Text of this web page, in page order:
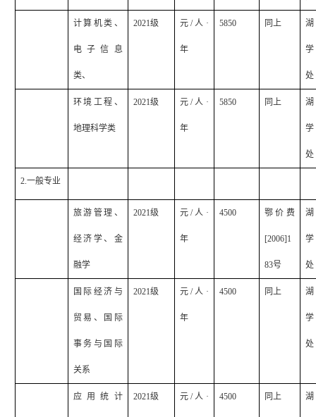
计算机类、
电子信息
类、
2021级 元/人·
年
5850 同上
处
环境工程、
地理科学类
2021级 元/人·
年
5850 同上
处
2.一般专业
旅游管理、
经济学、金
融学
2021级 元/人·
年
4500 鄂价费
[2006]1
83号 处
国际经济与
贸易、国际
事务与国际
关系
2021级 元/人·
年
4500 同上
处
应用统计 2021级 元/人· 4500 同上